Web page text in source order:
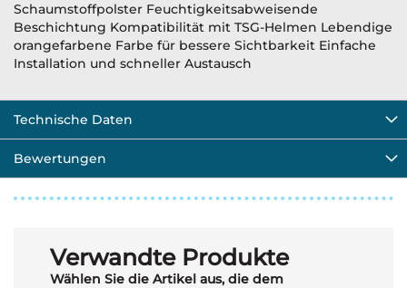
Schaumstoffpolster Feuchtigkeitsabweisende
Beschichtung Kompatibilität mit TSG-Helmen Lebendige
orangefarbene Farbe für bessere Sichtbarkeit Einfache
Installation und schneller Austausch
Technische Daten
Bewertungen
Verwandte Produkte
Wählen Sie die Artikel aus, die dem